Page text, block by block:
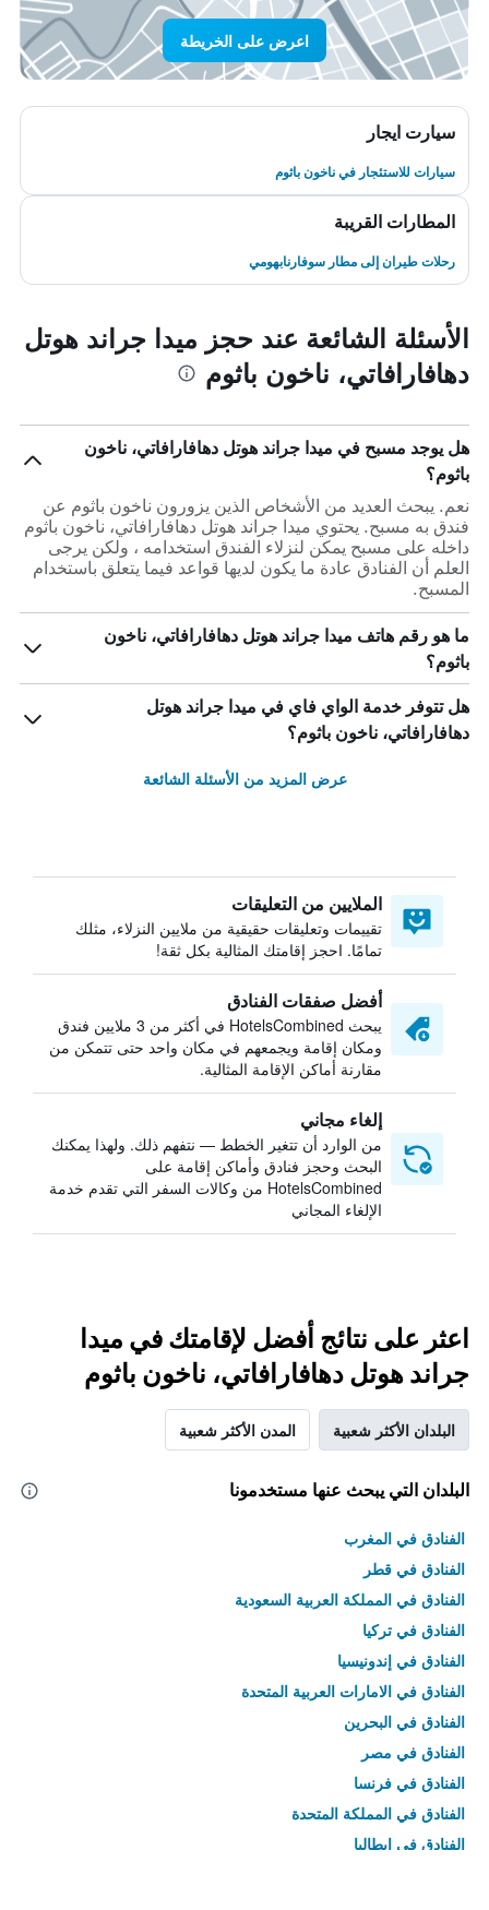
اعرض على الخريطة
سيارت ايجار
سيارات للاستئجار في ناخون باثوم
المطارات القريبة
رحلات طيران إلى مطار سوفارنابهومي
الأسئلة الشائعة عند حجز ميدا جراند هوتل
دهافارافاتي، ناخون باثوم
هل يوجد مسبح في ميدا جراند هوتل دهافارافاتي، ناخون
باثوم؟
نعم. يبحث العديد من الأشخاص الذين يزورون ناخون باثوم عن
فندق به مسبح. يحتوي ميدا جراند هوتل دهافارافاتي، ناخون باثوم
داخله على مسبح يمكن لنزلاء الفندق استخدامه ، ولكن يرجى
العلم أن الفنادق عادة ما يكون لديها قواعد فيما يتعلق باستخدام
المسبح.
ما هو رقم هاتف ميدا جراند هوتل دهافارافاتي، ناخون
باثوم؟
هل تتوفر خدمة الواي فاي في ميدا جراند هوتل
دهافارافاتي، ناخون باثوم؟
عرض المزيد من الأسئلة الشائعة
الملايين من التعليقات
تقييمات وتعليقات حقيقية من ملايين النزلاء، مثلك
تمامًا. احجز إقامتك المثالية بكل ثقة!
أفضل صفقات الفنادق
يبحث HotelsCombined في أكثر من 3 ملايين فندق
ومكان إقامة ويجمعهم في مكان واحد حتى تتمكن من
مقارنة أماكن الإقامة المثالية.
إلغاء مجاني
من الوارد أن تتغير الخطط — نتفهم ذلك. ولهذا يمكنك
البحث وحجز فنادق وأماكن إقامة على
HotelsCombined من وكالات السفر التي تقدم خدمة
الإلغاء المجاني
اعثر على نتائج أفضل لإقامتك في ميدا
جراند هوتل دهافارافاتي، ناخون باثوم
البلدان الأكثر شعبية المدن الأكثر شعبية
البلدان التي يبحث عنها مستخدمونا
الفنادق في المغرب
الفنادق في قطر
الفنادق في المملكة العربية السعودية
الفنادق في تركيا
الفنادق في إندونيسيا
الفنادق في الامارات العربية المتحدة
الفنادق في البحرين
الفنادق في مصر
الفنادق في فرنسا
الفنادق في المملكة المتحدة
الفنادق في إيطاليا